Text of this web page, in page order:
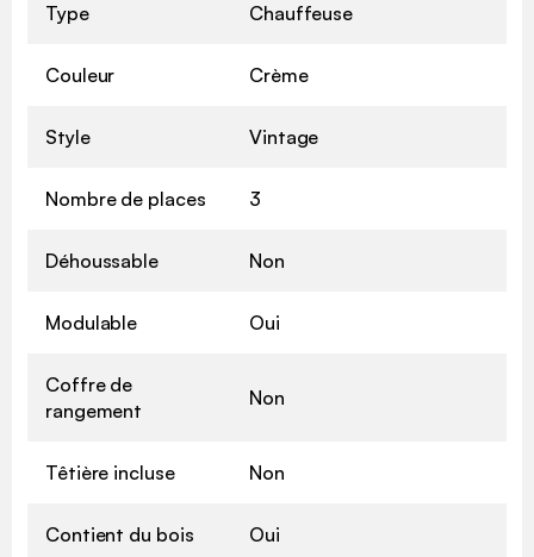
Type Chauffeuse
Couleur Crème
Style Vintage
Nombre de places 3
Déhoussable Non
Modulable Oui
Coffre de
rangement
Non
Têtière incluse Non
Contient du bois Oui